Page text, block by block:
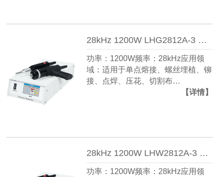
28kHz 1200W LHG2812A-3 枪式 手持式超声波焊接机
功率：1200W频率：28kHz应用领
域：适用于单点熔接、螺丝埋植、铆
接、点焊、压花、切割布…
【详情】
28kHz 1200W LHW2812A-3 直柄 手持式超声波焊接机
功率：1200W频率：28kHz应用领